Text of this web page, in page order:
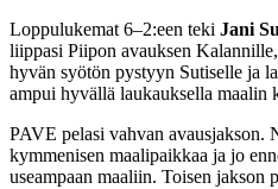
Loppulukemat 6–2:een teki Jani
liippasi Piipon avauksen
hyvän syötön pystyyn Sutiselle ja
ampui hyvällä laukauksella maalin
PAVE pelasi vahvan avausjakson.
kymmenisen maalipaikkaa ja jo
useampaan maaliin. Toisen jakson